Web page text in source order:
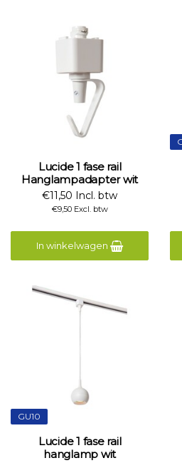
Lucide 1 fase rail
Hanglampadapter wit
€11,50 Incl. btw
€9,50 Excl. btw
In winkelwagen
GU10
Lucide 1 fase rail
hanglamp wit